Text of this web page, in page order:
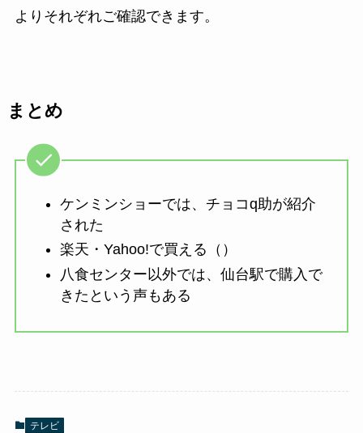
よりそれぞれご確認できます。
まとめ
ケンミンショーでは、チョコq助が紹介
された
楽天・Yahoo!で買える（）
八食センター以外では、仙台駅で購入で
きたという声もある
テレビ